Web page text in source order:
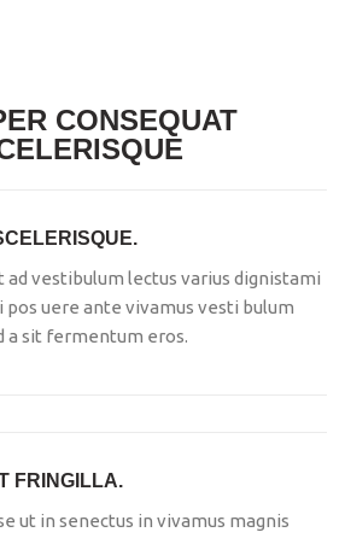
CONSEQUAT
ad vestibulum lectus varius dignistami
pos uere ante vivamus vesti bulum
a sit fermentum eros.
FRINGILLA.
ut in senectus in vivamus magnis